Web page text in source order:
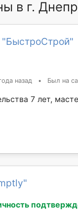
в г. Днепр
"БыстроСтрой"
назад • Был на
7 лет,